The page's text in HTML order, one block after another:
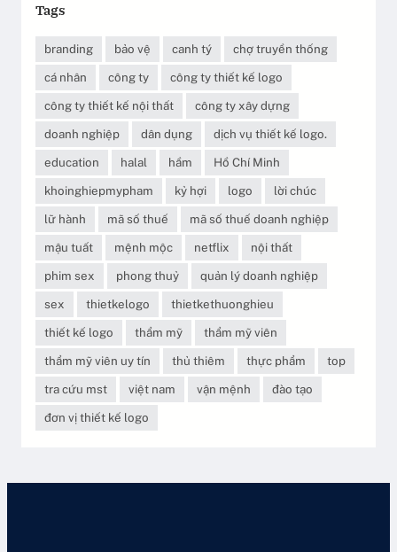
Tags
branding bảo vệ canh tý
chợ truyền thống
cá nhân
công ty
công ty thiết kế logo
công ty thiết kế nội thất
công ty xây dựng
doanh nghiệp
dân dụng
dịch vụ thiết kế logo.
education
halal hầm
Hồ Chí Minh
khoinghiepmypham
kỷ hợi logo
lời chúc
lữ hành
mã số thuế
mã số thuế doanh nghiệp
mậu tuất
mệnh mộc netflix
nội thất
phim sex
phong thuỷ
quản lý doanh nghiệp
sex
thietkelogo
thietkethuonghieu
thiết kế logo
thẩm mỹ
thẩm mỹ viên
thẩm mỹ viên uy tín
thủ thiêm thực phẩm
top
tra cứu mst
việt nam vận mệnh
đào tạo
đơn vị thiết kế logo